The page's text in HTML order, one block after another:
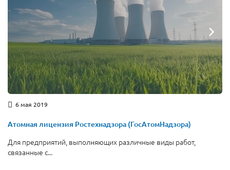
6 мая 2019
Атомная лицензия Ростехнадзора (ГосАтомНадзора)
Для предприятий, выполняющих различные виды работ,
связанные с...